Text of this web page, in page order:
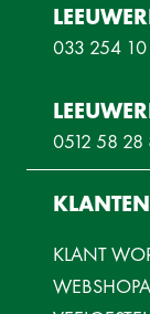
033 254
0512 58 28
KLANT